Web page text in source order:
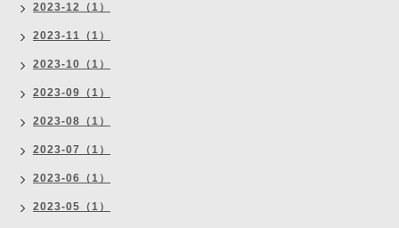
2023-12（1）
2023-11（1）
2023-10（1）
2023-09（1）
2023-08（1）
2023-07（1）
2023-06（1）
2023-05（1）